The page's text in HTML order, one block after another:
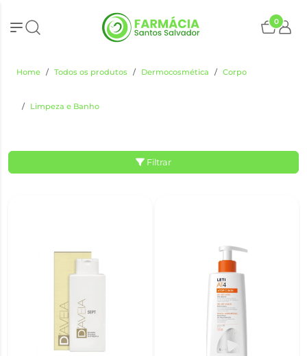
0
Home Todos os produtos Dermocosmética Corpo
Limpeza e Banho
Filtrar